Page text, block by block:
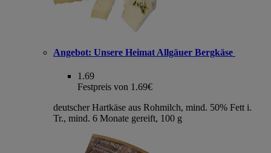
Angebot: Unsere Heimat Allgäuer Bergkäse
1.69
Festpreis von 1.69€
deutscher Hartkäse aus Rohmilch, mind. 50% Fett i.
Tr., mind. 6 Monate gereift, 100 g